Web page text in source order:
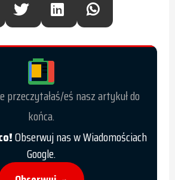
przeczytałaś/eś nasz artykuł do
końca.
Obserwuj nas w Wiadomościach
Google.